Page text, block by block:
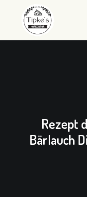
LANDEISRezept
Bärlauch